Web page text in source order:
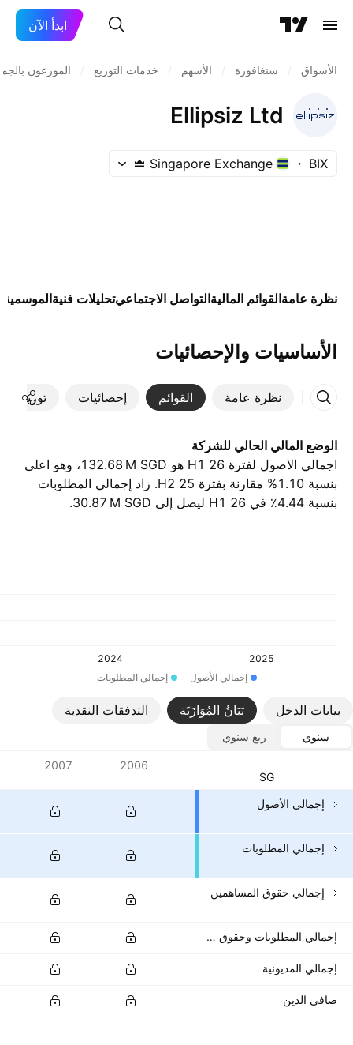
ابدأ الآن
الأسواق سنغافورة الأسهم خدمات التوزيع الموزعون
Ellipsiz Ltd
BIX
Singapore Exchange
نظرة عامةالقوائم الماليةالتواصل الاجتماعيتحليلات فنيةالموسمية
الأساسيات والإحصائيات
نظرة عامة القوائم إحصائيات توزيعات
الوضع المالي الحالي للشركة
اجمالي الاصول لفترة H1 26 هو ‪132.68 M‬ SGD، وهو اعلى
بنسبة 1.10% مقارنة بفترة H2 25. زاد إجمالي المطلوبات
بنسبة 4.44٪ في H1 26 ليصل إلى ‪30.87 M‬ SGD.
2024
2025
إجمالي الأصول
إجمالي المطلوبات
بيانات الدخل بَيَانُ المُوَازَنَة التدفقات النقدية
سنوي
ربع سنوي
2006
2007
إجمالي الأصول
إجمالي المطلوبات
إجمالي حقوق المساهمين
إجمالي المطلوبات وحقوق المساهمين
إجمالي المديونية
صافي الدين